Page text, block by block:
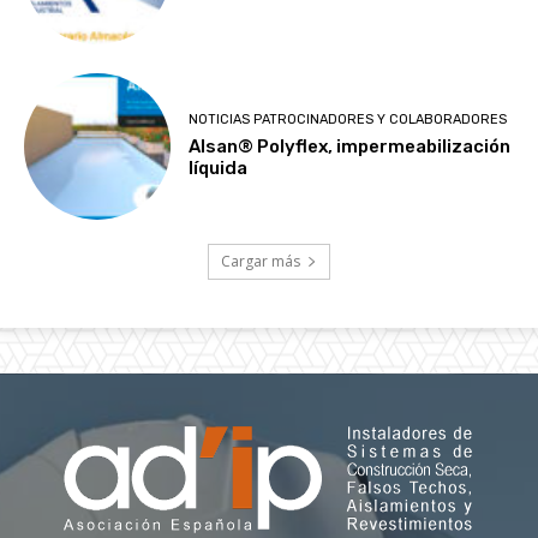
NOTICIAS PATROCINADORES Y COLABORADORES
Alsan® Polyflex, impermeabilización
líquida
Cargar más